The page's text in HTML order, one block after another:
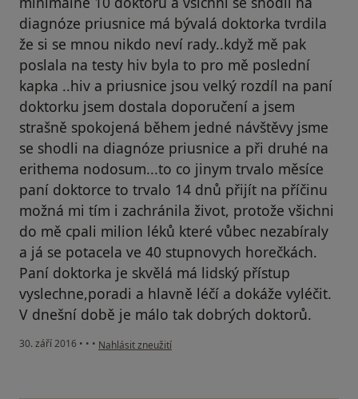
diagnóze priusnice má bývalá doktorka tvrdila
že si se mnou nikdo neví rady..když mě pak
poslala na testy hiv byla to pro mě poslední
kapka ..hiv a priusnice jsou velký rozdíl na paní
doktorku jsem dostala doporučení a jsem
strašně spokojená během jedné návštěvy jsme
se shodli na diagnóze priusnice a při druhé na
erithema nodosum...to co jinym trvalo měsíce
paní doktorce to trvalo 14 dnů přijít na příčinu
možná mi tím i zachránila život, protože všichni
do mě cpali milion léků které vůbec nezabíraly
a já se potacela ve 40 stupnovych horečkách.
Paní doktorka je skvělá má lidský přístup
vyslechne,poradi a hlavně léčí a dokáže vyléčit.
V dnešní době je málo tak dobrých doktorů.
30. září 2016 • • • podle názoru uživatele Váš účet byl odstraněn
Nahlásit zneužití